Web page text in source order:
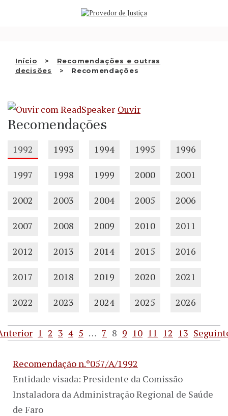
Início
Recomendações e outras
decisões
Recomendações
QUEM SOMOS
RECOMENDAÇÕES E OUTRAS
DECISÕES
APRESENTAR QUEIXA
PT
Ouvir
Recomendações
1992 1993 1994 1995 1996
1997 1998 1999 2000 2001
2002 2003 2004 2005 2006
2007 2008 2009 2010 2011
2012 2013 2014 2015 2016
2017 2018 2019 2020 2021
2022 2023 2024 2025 2026
1 2 3 4 5 … 7 8 9 10 11 12 13
Recomendação n.º057/A/1992
Entidade visada: Presidente da Comissão
Instaladora da Administração Regional de Saúde
de Faro